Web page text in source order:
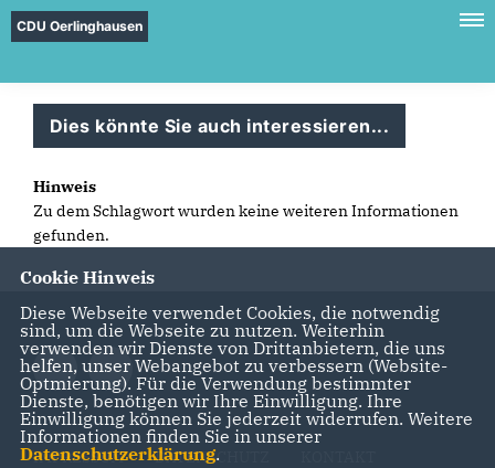
CDU Oerlinghausen
Dies könnte Sie auch interessieren...
Hinweis
Zu dem Schlagwort wurden keine weiteren Informationen
gefunden.
IMPRESSUM DATENSCHUTZ
Cookie Hinweis
Diese Webseite verwendet Cookies, die notwendig
sind, um die Webseite zu nutzen. Weiterhin
verwenden wir Dienste von Drittanbietern, die uns
helfen, unser Webangebot zu verbessern (Website-
Optmierung). Für die Verwendung bestimmter
Dienste, benötigen wir Ihre Einwilligung. Ihre
Einwilligung können Sie jederzeit widerrufen. Weitere
Informationen finden Sie in unserer
Datenschutzerklärung.